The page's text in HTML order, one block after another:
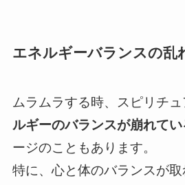
エネルギーバランスの乱
ムラムラする時、スピリチ
ルギーのバランスが崩れてい
ージのこともあります。
特に、心と体のバランスが